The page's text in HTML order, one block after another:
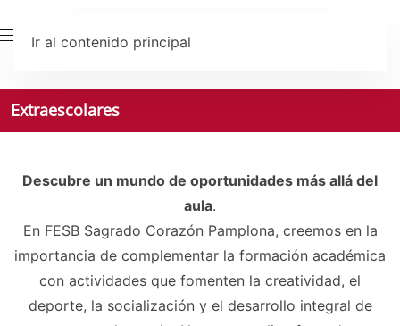
Ir al contenido principal
Extraescolares
Descubre un mundo de oportunidades más allá del
aula.
En FESB Sagrado Corazón Pamplona, creemos en la
importancia de complementar la formación académica
con actividades que fomenten la creatividad, el
deporte, la socialización y el desarrollo integral de